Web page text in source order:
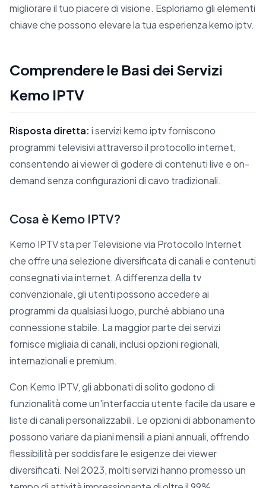
migliorare il tuo piacere di visione. Esploriamo gli elementi
chiave che possono elevare la tua esperienza kemo iptv.
Comprendere le Basi dei Servizi
Kemo IPTV
Risposta diretta: i servizi kemo iptv forniscono
programmi televisivi attraverso il protocollo internet,
consentendo ai viewer di godere di contenuti live e on-
demand senza configurazioni di cavo tradizionali.
Cosa è Kemo IPTV?
Kemo IPTV sta per Televisione via Protocollo Internet
che offre una selezione diversificata di canali e contenuti
consegnati via internet. A differenza della tv
convenzionale, gli utenti possono accedere ai
programmi da qualsiasi luogo, purché abbiano una
connessione stabile. La maggior parte dei servizi
fornisce migliaia di canali, inclusi opzioni regionali,
internazionali e premium.
Con Kemo IPTV, gli abbonati di solito godono di
funzionalità come un'interfaccia utente facile da usare e
liste di canali personalizzabili. Le opzioni di abbonamento
possono variare da piani mensili a piani annuali, offrendo
flessibilità per soddisfare le esigenze dei viewer
diversificati. Nel 2023, molti servizi hanno promesso un